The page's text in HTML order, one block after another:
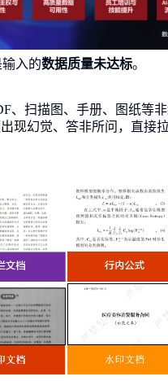
入的数据质量未达标。
、扫描图、手册、图纸等
现幻觉、答非所问，直接